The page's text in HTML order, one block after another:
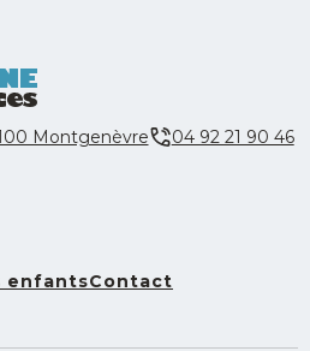
Montgenèvre
04 92 21 90 46
enfantsContact